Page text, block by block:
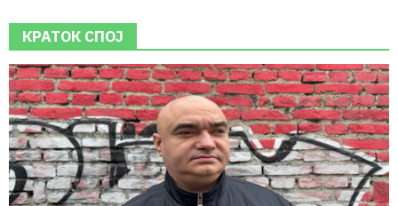
КРАТОК СПОЈ